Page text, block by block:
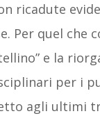
ricadute
Per quel che
e la
per i
agli ultimi